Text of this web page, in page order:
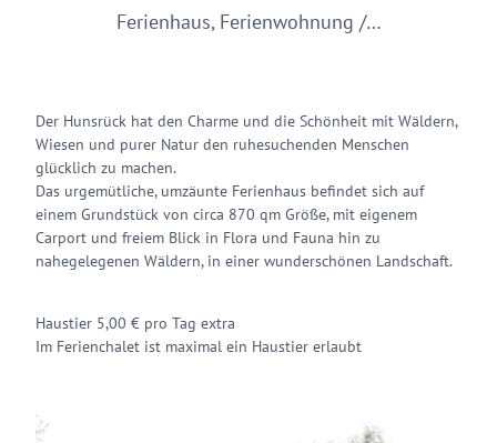
Ferienhaus, Ferienwohnung /…
Der Hunsrück hat den Charme und die Schönheit mit Wäldern,
Wiesen und purer Natur den ruhesuchenden Menschen
glücklich zu machen.
Das urgemütliche, umzäunte Ferienhaus befindet sich auf
einem Grundstück von circa 870 qm Größe, mit eigenem
Carport und freiem Blick in Flora und Fauna hin zu
nahegelegenen Wäldern, in einer wunderschönen Landschaft.
Haustier 5,00 € pro Tag extra
Im Ferienchalet ist maximal ein Haustier erlaubt